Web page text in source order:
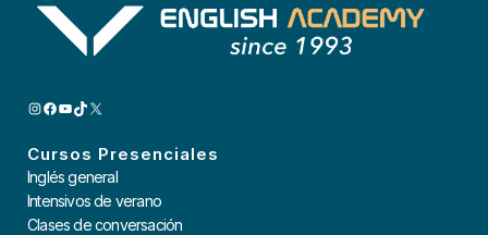
INSTAGRAM
FACEBOOK
YOUTUBE
TIKTOK
X
Cursos Presenciales
Inglés general
Intensivos de verano
Clases de conversación